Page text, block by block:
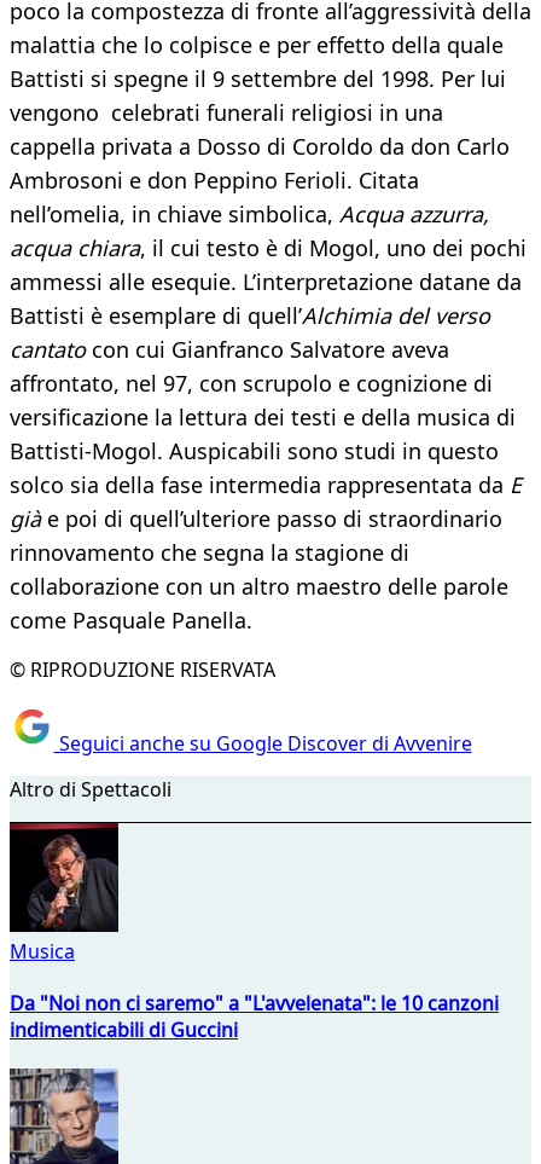
poco la compostezza di fronte all’aggressività della
malattia che lo colpisce e per effetto della quale
Battisti si spegne il 9 settembre del 1998. Per lui
vengono celebrati funerali religiosi in una
cappella privata a Dosso di Coroldo da don Carlo
Ambrosoni e don Peppino Ferioli. Citata
nell’omelia, in chiave simbolica, Acqua azzurra,
acqua chiara, il cui testo è di Mogol, uno dei pochi
ammessi alle esequie. L’interpretazione datane da
Battisti è esemplare di quell’Alchimia del verso
cantatocon cui Gianfranco Salvatore aveva
affrontato, nel 97, con scrupolo e cognizione di
versificazione la lettura dei testi e della musica di
Battisti-Mogol. Auspicabili sono studi in questo
solco sia della fase intermedia rappresentata da E
giàe poi di quell’ulteriore passo di straordinario
rinnovamento che segna la stagione di
collaborazione con un altro maestro delle parole
come Pasquale Panella.
© RIPRODUZIONE RISERVATA
Seguici anche su Google Discover di Avvenire
Altro di Spettacoli
Musica
Da "Noi non ci saremo" a "L'avvelenata": le 10 canzoni
indimenticabili di Guccini